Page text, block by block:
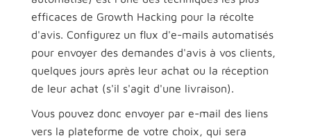
efficaces de Growth Hacking pour la récolte
d'avis. Configurez un flux d'e-mails automatisés
pour envoyer des demandes d'avis à vos clients,
quelques jours après leur achat ou la réception
de leur achat (s'il s'agit d'une livraison).
Vous pouvez donc envoyer par e-mail des liens
vers la plateforme de votre choix, qui sera